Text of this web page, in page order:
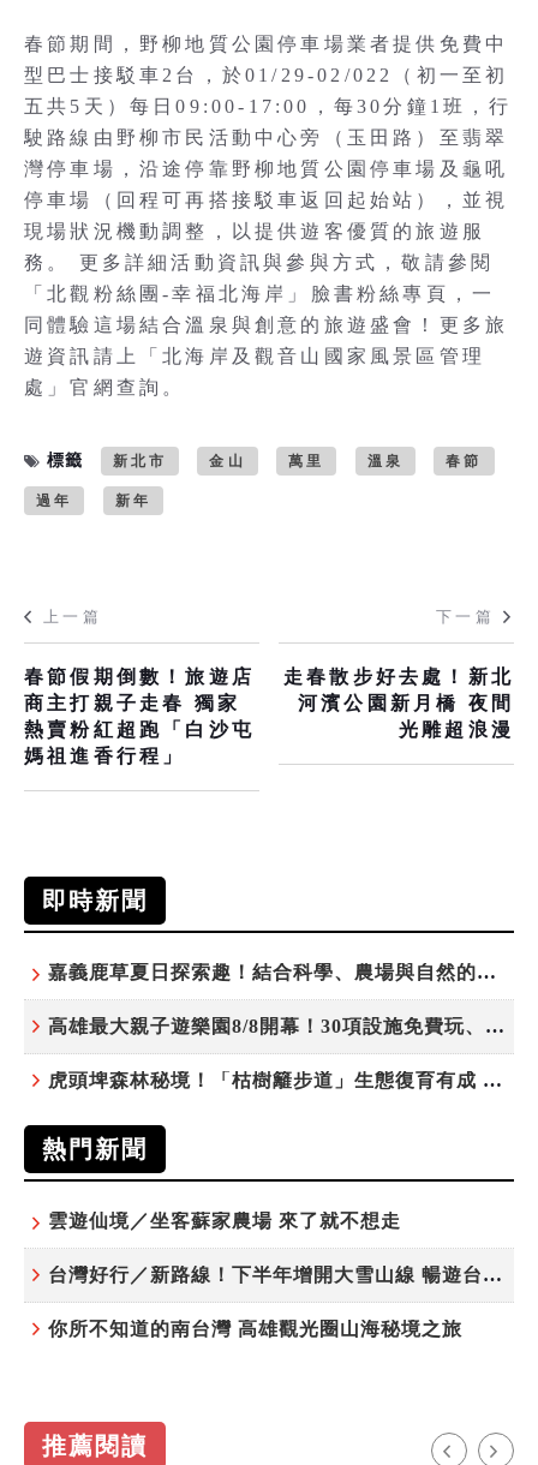
春節期間，野柳地質公園停車場業者提供免費中
型巴士接駁車2台，於01/29-02/022（初一至初
五共5天）每日09:00-17:00，每30分鐘1班，行
駛路線由野柳市民活動中心旁（玉田路）至翡翠
灣停車場，沿途停靠野柳地質公園停車場及龜吼
停車場（回程可再搭接駁車返回起始站），並視
現場狀況機動調整，以提供遊客優質的旅遊服
務。 更多詳細活動資訊與參與方式，敬請參閱
「北觀粉絲團-幸福北海岸」臉書粉絲專頁，一
同體驗這場結合溫泉與創意的旅遊盛會！更多旅
遊資訊請上「北海岸及觀音山國家風景區管理
處」官網查詢。
標籤 新北市 金山 萬里 溫泉 春節
過年 新年
上一篇
春節假期倒數！旅遊店
商主打親子走春 獨家
熱賣粉紅超跑「白沙屯
媽祖進香行程」
下一篇
走春散步好去處！新北
河濱公園新月橋 夜間
光雕超浪漫
即時新聞
嘉義鹿草夏日探索趣！結合科學、農場與自然的親子小旅行
高雄最大親子遊樂園8/8開幕！30項設施免費玩、YOYO家族嗨翻暑假
虎頭埤森林秘境！「枯樹籬步道」生態復育有成 走進大自然生命教室
熱門新聞
雲遊仙境／坐客蘇家農場 來了就不想走
台灣好行／新路線！下半年增開大雪山線 暢遊台中更便利
你所不知道的南台灣 高雄觀光圈山海秘境之旅
推薦閱讀